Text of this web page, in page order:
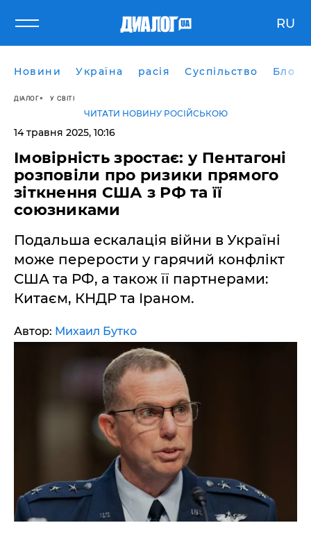
RU
Новини Україна расія Суспільство Блоги
ДІАЛОГ У СВІТІ
ЧИТАТИ НОВИНУ РОСІЙСЬКОЮ
14 травня 2025, 10:16
Імовірність зростає: у Пентагоні
розповіли про ризики прямого
зіткнення США з РФ та її
союзниками
Подальша ескалація війни в Україні
може перерости у гарячий конфлікт
США та РФ, а також її партнерами:
Китаєм, КНДР та Іраном.
Автор: Михаил Бутко